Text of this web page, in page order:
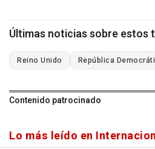
Últimas noticias sobre estos
Reino Unido República
Contenido patrocinado
Lo más leído en